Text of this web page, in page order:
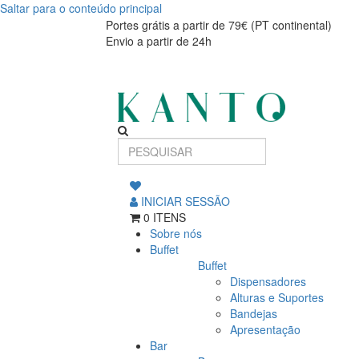
Saltar para o conteúdo principal
Portes grátis a partir de 79€ (PT continental)
Envio a partir de 24h
INICIAR SESSÃO
0 ITENS
Sobre nós
Buffet
Buffet
Dispensadores
Alturas e Suportes
Bandejas
Apresentação
Bar